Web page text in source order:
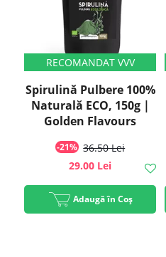
Spirulină Pulbere 100%
Naturală ECO, 150g |
Golden Flavours
-21% 36.50 Lei
29.00 Lei
Adaugă în Coș